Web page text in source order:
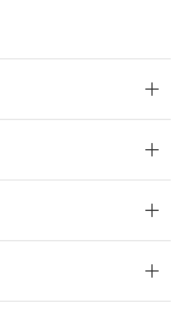
を完了
ない限
おりま